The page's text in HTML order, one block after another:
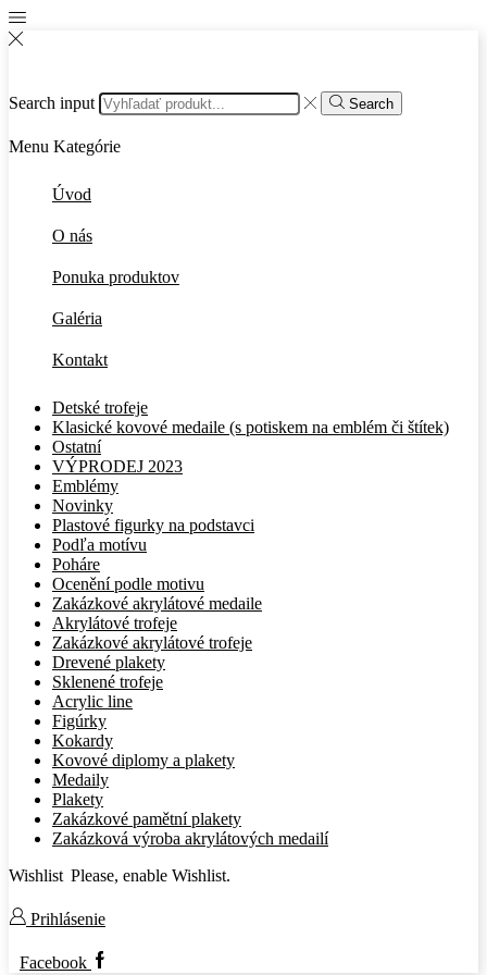
Search input Search
Menu Kategórie
Úvod
O nás
Ponuka produktov
Galéria
Kontakt
Detské trofeje
Klasické kovové medaile (s potiskem na emblém či štítek)
Ostatní
VÝPRODEJ 2023
Emblémy
Novinky
Plastové figurky na podstavci
Podľa motívu
Poháre
Ocenění podle motivu
Zakázkové akrylátové medaile
Akrylátové trofeje
Zakázkové akrylátové trofeje
Drevené plakety
Sklenené trofeje
Acrylic line
Figúrky
Kokardy
Kovové diplomy a plakety
Medaily
Plakety
Zakázkové pamětní plakety
Zakázková výroba akrylátových medailí
Wishlist Please, enable Wishlist.
Prihlásenie
Facebook